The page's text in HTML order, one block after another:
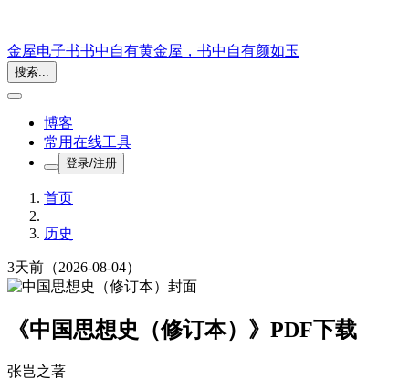
金屋电子书书中自有黄金屋，书中自有颜如玉
搜索...
博客
常用在线工具
登录/注册
首页
历史
3天前 （2026-08-04）
《中国思想史（修订本）》PDF下载
张岂之著